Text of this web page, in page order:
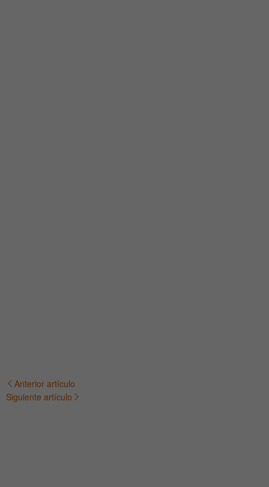
Navegación
Anterior artículo
Siguiente artículo